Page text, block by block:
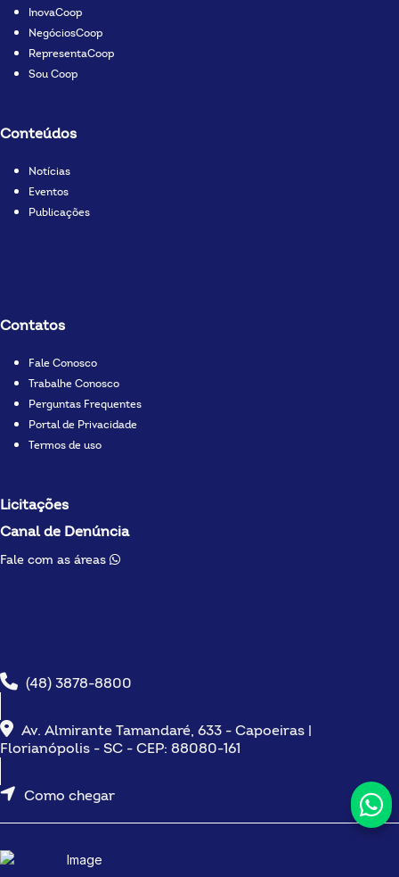
InovaCoop
NegóciosCoop
RepresentaCoop
Sou Coop
Conteúdos
Notícias
Eventos
Publicações
Contatos
Fale Conosco
Trabalhe Conosco
Perguntas Frequentes
Portal de Privacidade
Termos de uso
Licitações
Canal de Denúncia
Fale com as áreas
(48) 3878-8800
Av. Almirante Tamandaré, 633 - Capoeiras |
Florianópolis - SC - CEP: 88080-161
Como chegar